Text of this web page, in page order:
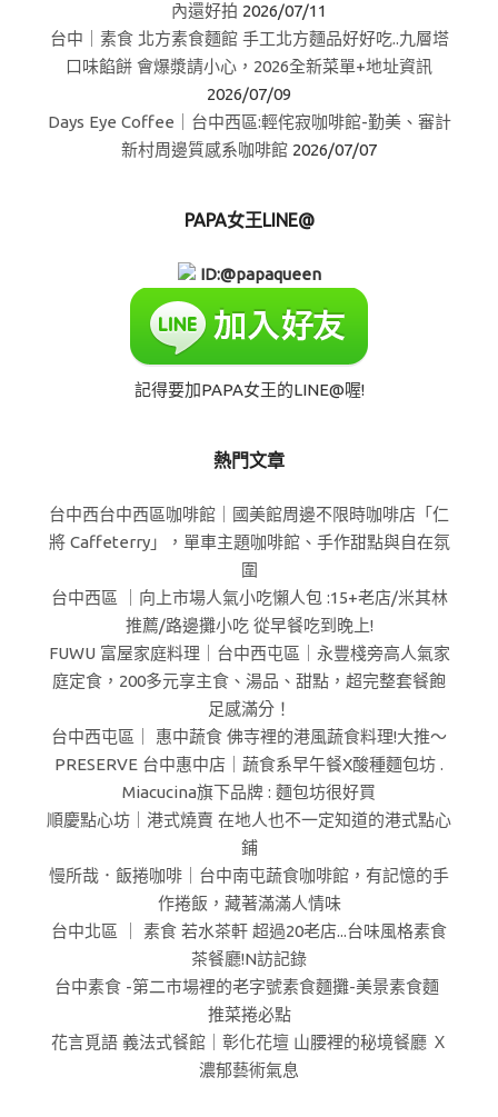
內還好拍 2026/07/11
台中｜素食 北方素食麵館 手工北方麵品好好吃..九層塔
口味餡餅 會爆漿請小心，2026全新菜單+地址資訊
2026/07/09
Days Eye Coffee｜台中西區:輕侘寂咖啡館-勤美、審計
新村周邊質感系咖啡館 2026/07/07
PAPA女王LINE@
ID:@papaqueen
記得要加PAPA女王的LINE@喔!
熱門文章
台中西台中西區咖啡館｜國美館周邊不限時咖啡店「仁
將 Caffeterry」，單車主題咖啡館、手作甜點與自在氛
圍
台中西區 ｜向上市場人氣小吃懶人包 :15+老店/米其林
推薦/路邊攤小吃 從早餐吃到晚上!
FUWU 富屋家庭料理｜台中西屯區｜永豐棧旁高人氣家
庭定食，200多元享主食、湯品、甜點，超完整套餐飽
足感滿分！
台中西屯區｜ 惠中蔬食 佛寺裡的港風蔬食料理!大推～
PRESERVE 台中惠中店｜蔬食系早午餐X酸種麵包坊 .
Miacucina旗下品牌 : 麵包坊很好買
順慶點心坊｜港式燒賣 在地人也不一定知道的港式點心
鋪
慢所哉．飯捲咖啡｜台中南屯蔬食咖啡館，有記憶的手
作捲飯，藏著滿滿人情味
台中北區 ｜ 素食 若水茶軒 超過20老店...台味風格素食
茶餐廳!N訪記錄
台中素食 -第二市場裡的老字號素食麵攤-美景素食麵
推菜捲必點
花言覓語 義法式餐館｜彰化花壇 山腰裡的秘境餐廳 Ｘ
濃郁藝術氣息